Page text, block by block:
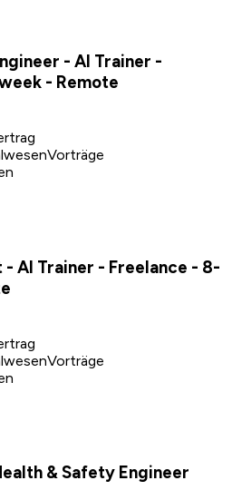
- AI Trainer -
- Remote
Vorträge
AI Trainer - Freelance - 8-
Vorträge
& Safety Engineer